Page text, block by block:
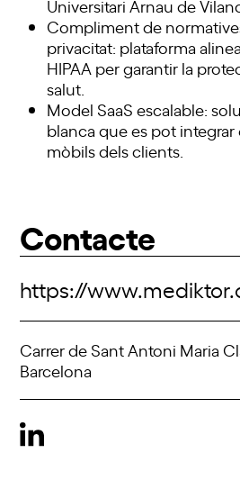
Universitari Arnau de
Compliment de
privacitat: plataforma
HIPAA per garantir la
salut.
Model SaaS escalable:
blanca que es pot integrar
mòbils dels clients.
Contacte
https://
Carrer de Sant Antoni Maria
Barcelona